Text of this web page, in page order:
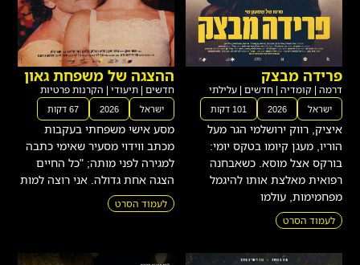
פרידה מבצק
דרמה | קומדיה | חדשים |עלילתי
ישראל 2026 101 דקות
איציק, רווק ירושלמי הגר מעל
הוריו, מעגן קיומו בטקס יומי:
בורקס אצל מוסא. כשאבחנה
רפואית מאלצת אותו להיגמל
מפחמימות, עולמו
לעמוד הסרט
ההצגה של משפחת גאון
חדשים | תיעודי | הקרנות פרטיות
ישראל 2026 67 דקות
מסע אישי משפחתי בעקבות
מכתב ווידוי מסעיר שאימי כתבה
למגירה לפני מותה; "כל החיים
הצגה אחת גדולה. אני רוצה למות
לעמוד הסרט